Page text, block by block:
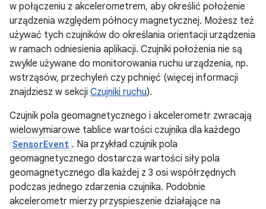
w połączeniu z akcelerometrem, aby określić położenie
urządzenia względem północy magnetycznej. Możesz też
używać tych czujników do określania orientacji urządzenia
w ramach odniesienia aplikacji. Czujniki położenia nie są
zwykle używane do monitorowania ruchu urządzenia, np.
wstrząsów, przechyleń czy pchnięć (więcej informacji
znajdziesz w sekcji Czujniki ruchu).
Czujnik pola geomagnetycznego i akcelerometr zwracają
wielowymiarowe tablice wartości czujnika dla każdego
SensorEvent . Na przykład czujnik pola
geomagnetycznego dostarcza wartości siły pola
geomagnetycznego dla każdej z 3 osi współrzędnych
podczas jednego zdarzenia czujnika. Podobnie
akcelerometr mierzy przyspieszenie działające na